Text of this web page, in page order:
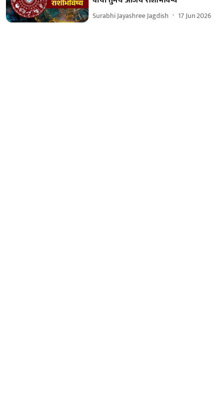
Surabhi Jayashree Jagdish 17 Jun 2026